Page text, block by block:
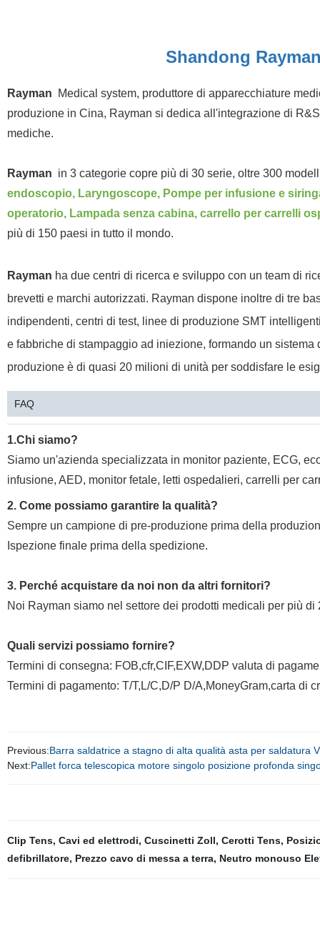
Shandong
Rayman
Medical system, produttore di apparecchiature
produzione in Cina, Rayman si dedica all'integrazione di
mediche.
Rayman in 3 categorie copre più di 30 serie, oltre 300
endoscopio, Laryngoscope, Pompe per infusione e
operatorio, Lampada senza cabina, carrello per carrelli
più di 150 paesi in tutto il mondo.
Rayman ha due centri di ricerca e sviluppo con un team di
brevetti e marchi autorizzati. Rayman dispone inoltre di tre
indipendenti, centri di test, linee di produzione SMT
e fabbriche di stampaggio ad iniezione, formando un
produzione è di quasi 20 milioni di unità per soddisfare le
FAQ
1.Chi siamo?
Siamo un'azienda specializzata in monitor paziente, ECG,
infusione, AED, monitor fetale, letti ospedalieri, carrelli per
2. Come possiamo garantire la qualità?
Sempre un campione di pre-produzione prima della
Ispezione finale prima della spedizione.
3. Perché acquistare da noi non da altri fornitori?
Noi Rayman siamo nel settore dei prodotti medicali per più di
Quali servizi possiamo fornire?
Termini di consegna: FOB,cfr,CIF,EXW,DDP valuta di
Termini di pagamento: T/T,L/C,D/P D/A,MoneyGram,carta di
Previous:Barra saldatrice a stagno di alta qualità asta per saldatura
Next:Pallet forca telescopica motore singolo posizione profonda
Clip Tens, Cavi ed elettrodi, Cuscinetti Zoll, Cerotti Tens,
defibrillatore, Prezzo cavo di messa a terra, Neutro monouso